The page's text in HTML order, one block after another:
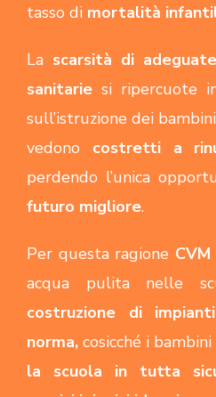
tasso di mortalità
La scarsità di
sanitarie si ripercuote
sull’istruzione dei
vedono costretti a
perdendo l’unica
futuro migliore.
Per questa ragione CVM
acqua pulita nelle
costruzione di
norma, cosicché i bambini
la scuola in tutta